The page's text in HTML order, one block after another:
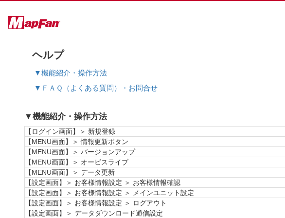
ヘルプ
▼機能紹介・操作方法
▼ＦＡＱ（よくある質問）・お問合せ
▼機能紹介・操作方法
【ログイン画面】＞ 新規登録
【MENU画面】＞ 情報更新ボタン
【MENU画面】＞ バージョンアップ
【MENU画面】＞ オービスライブ
【MENU画面】＞ データ更新
【設定画面】＞ お客様情報設定 ＞ お客様情報確認
【設定画面】＞ お客様情報設定 ＞ メインユニット設定
【設定画面】＞ お客様情報設定 ＞ ログアウト
【設定画面】＞ データダウンロード通信設定